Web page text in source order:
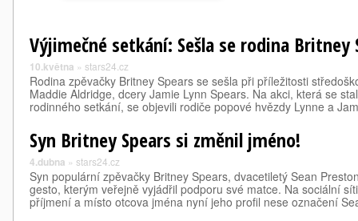
Výjimečné setkání: Sešla se rodina Britney
10.května » stars24.cz
Rodina zpěvačky Britney Spears se sešla při příležitosti
Maddie Aldridge, dcery Jamie Lynn Spears. Na akci, která se
rodinného setkání, se objevili rodiče popové hvězdy Lynne a
Syn Britney Spears si změnil jméno!
4.dubna » stars24.cz
Syn populární zpěvačky Britney Spears, dvacetiletý Sean
gesto, kterým veřejně vyjádřil podporu své matce. Na sociální
příjmení a místo otcova jména nyní jeho profil nese označení